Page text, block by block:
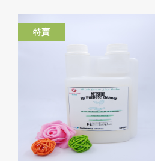
特賣